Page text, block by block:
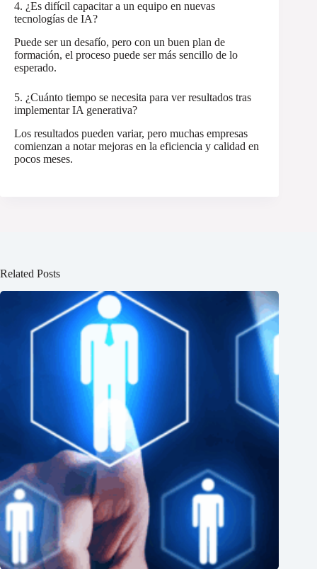
4. ¿Es difícil capacitar a un equipo en nuevas
tecnologías de IA?
Puede ser un desafío, pero con un buen plan de
formación, el proceso puede ser más sencillo de lo
esperado.
5. ¿Cuánto tiempo se necesita para ver resultados tras
implementar IA generativa?
Los resultados pueden variar, pero muchas empresas
comienzan a notar mejoras en la eficiencia y calidad en
pocos meses.
Related Posts